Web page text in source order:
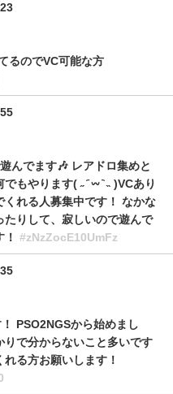
るのでVC可能な方
んでます🎶 レアドロ集めと
もやります( ˶ ᷇ 𖥦 ᷆ ˵ )VCあり
くれる人募集中です！ なかな
たりして、寂しいので遊んで
！ #zNzZocE10UmFz
PSO2NGSから始めまし
りで分からないこと多いです
る方お願いします！